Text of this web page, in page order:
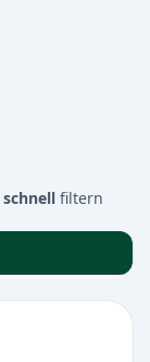
schnell filtern